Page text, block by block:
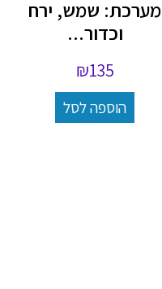
מערכת: שמש, ירח
וכדור...
₪135
הוספה לסל